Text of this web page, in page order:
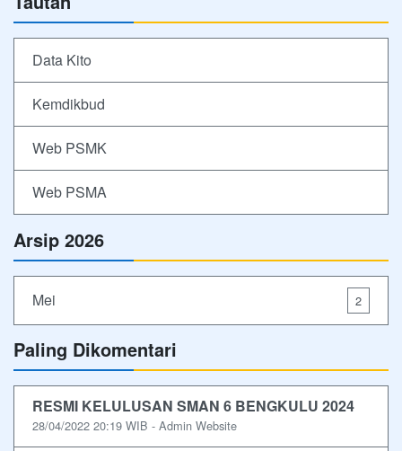
Data Kito
Kemdikbud
Web PSMK
Web PSMA
Arsip 2026
Mei 2
Paling Dikomentari
RESMI KELULUSAN SMAN 6 BENGKULU 2024
28/04/2022 20:19 WIB - Admin Website